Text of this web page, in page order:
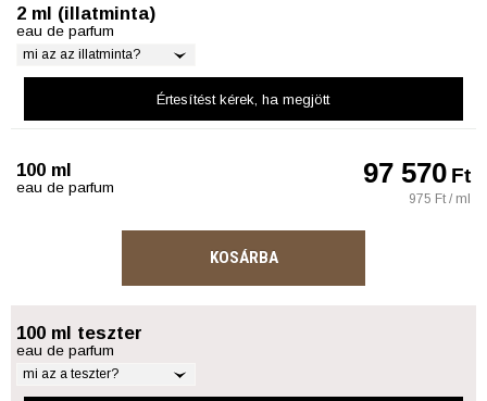
2 ml (illatminta)
eau de parfum
mi az az illatminta?
Értesítést kérek , ha megjött
100 ml
eau de parfum 97 570Ft
975 Ft / ml
KOSÁRBA
100 ml teszter
eau de parfum
mi az a teszter?